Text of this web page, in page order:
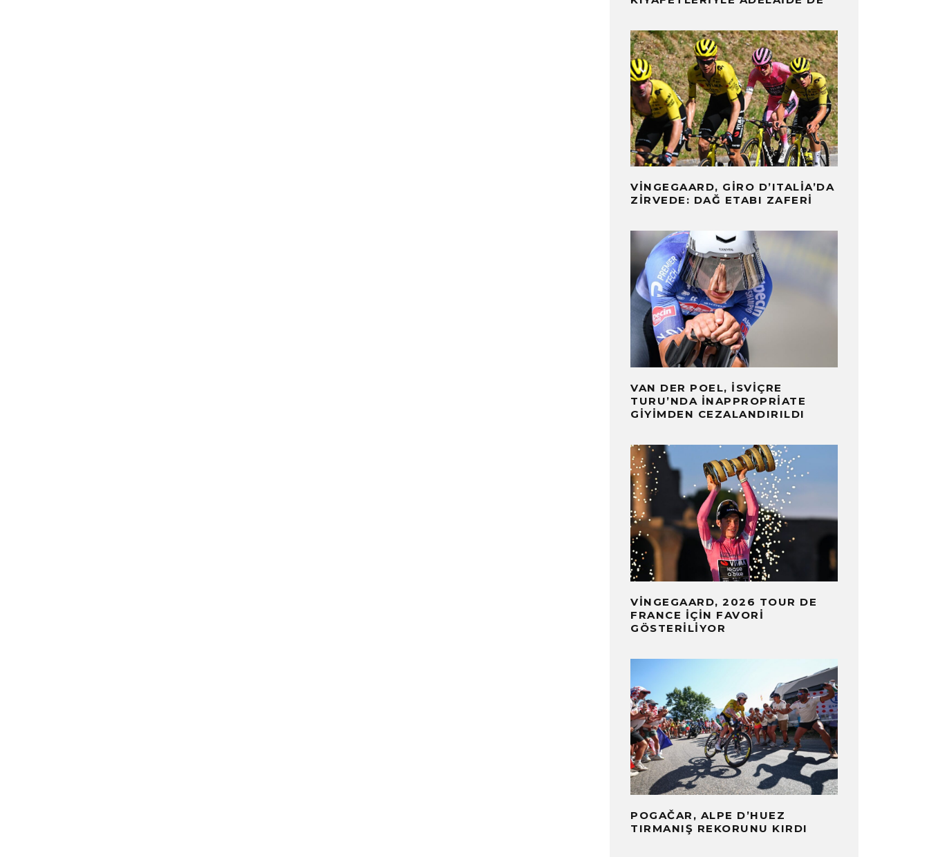
VINGEGAARD, GIRO D’ITALIA’DA
ZIRVEDE: DAĞ ETABI ZAFERI
VAN DER POEL, İSVIÇRE
TURU’NDA İNAPPROPRIATE
GIYIMDEN CEZALANDIRILDI
VINGEGAARD, 2026 TOUR DE
FRANCE İÇIN FAVORI
GÖSTERILIYOR
POGAČAR, ALPE D’HUEZ
TIRMANIŞ REKORUNU KIRDI